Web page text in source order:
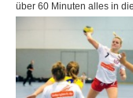
über 60 Minuten alles in